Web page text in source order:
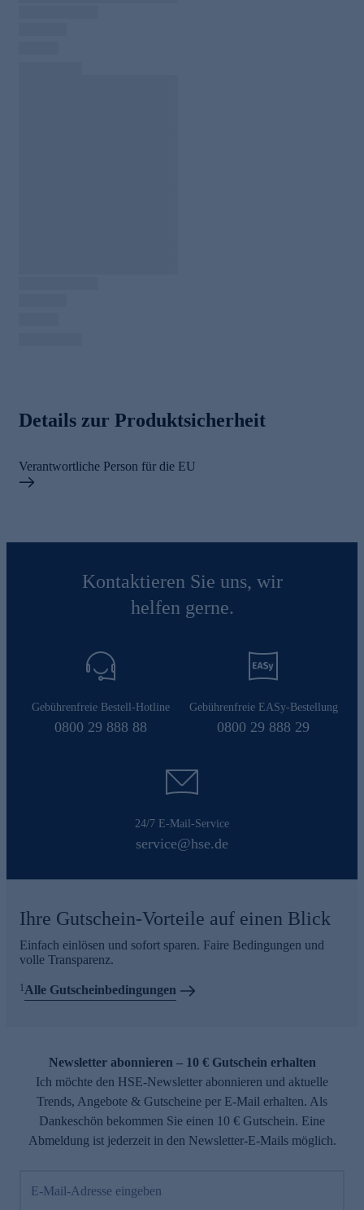
Details zur Produktsicherheit
Verantwortliche Person für die EU
Kontaktieren Sie uns, wir
helfen gerne.
Gebührenfreie Bestell-Hotline
0800 29 888 88
Gebührenfreie EASy-Bestellung
0800 29 888 29
24/7 E-Mail-Service
service@hse.de
Ihre Gutschein-Vorteile auf einen Blick
Einfach einlösen und sofort sparen. Faire Bedingungen und
volle Transparenz.
1 Alle Gutscheinbedingungen
Newsletter abonnieren – 10 € Gutschein erhalten
Ich möchte den HSE-Newsletter abonnieren und aktuelle
Trends, Angebote & Gutscheine per E-Mail erhalten. Als
Dankeschön bekommen Sie einen 10 € Gutschein. Eine
Abmeldung ist jederzeit in den Newsletter-E-Mails möglich.
E-Mail-Adresse eingeben